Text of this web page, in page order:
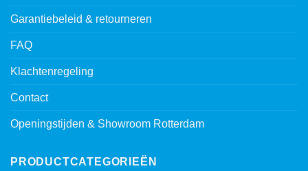
Garantiebeleid & retourneren
FAQ
Klachtenregeling
Contact
Openingstijden & Showroom Rotterdam
PRODUCTCATEGORIEËN